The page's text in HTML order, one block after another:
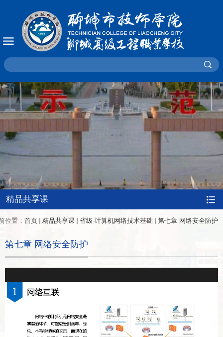
精品共享课
位置： 首页 精品共享课 省级-计算机网络技术基础 第七章 网络安全防护
第七章 网络安全防护